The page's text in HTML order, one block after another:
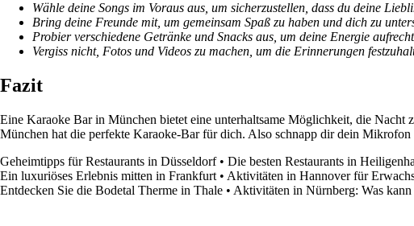
Wähle deine Songs im Voraus aus, um sicherzustellen, dass du deine
Bring deine Freunde mit, um gemeinsam Spaß zu haben und dich zu
Probier verschiedene Getränke und Snacks aus, um deine Energie
Vergiss nicht, Fotos und Videos zu machen, um die Erinnerungen
Fazit
Eine Karaoke Bar in München bietet eine unterhaltsame Möglichkeit, die
München hat die perfekte Karaoke-Bar für dich. Also schnapp dir dein
Geheimtipps für Restaurants in Düsseldorf• Die besten Restaurants in
Ein luxuriöses Erlebnis mitten in Frankfurt • Aktivitäten in Hannover für
Entdecken Sie die Bodetal Therme in Thale • Aktivitäten in Nürnberg: Was kann